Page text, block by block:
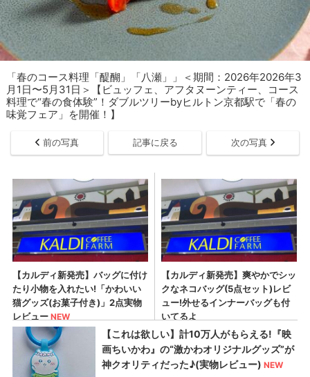
「春のコース料理「醍醐」「八瀬」」＜期間：2026年2026年3
月1日〜5月31日＞【ビュッフェ、アフタヌーンティー、コース
料理で“春の食体験”！ダブルツリーbyヒルトン京都駅で「春の
味覚フェア」を開催！】
前の写真 記事に戻る 次の写真